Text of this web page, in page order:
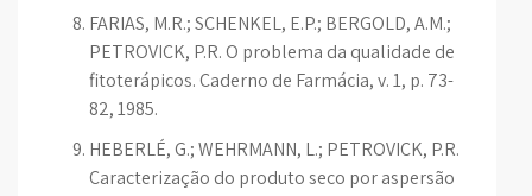
FARIAS, M.R.; SCHENKEL, E.P.; BERGOLD, A.M.;
PETROVICK, P.R. O problema da qualidade de
fitoterápicos. Caderno de Farmácia, v. 1, p. 73-
82, 1985.
HEBERLÉ, G.; WEHRMANN, L.; PETROVICK, P.R.
Caracterização do produto seco por aspersão